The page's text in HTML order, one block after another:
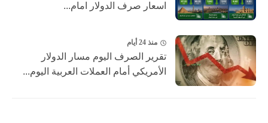
اسعار صرف الدولار امام...
منذ 24 أيام
تقرير الصرف اليوم مسار الدولار
الأمريكي أمام العملات العربية اليوم...